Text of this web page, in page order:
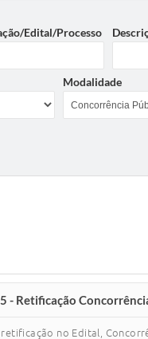
Edital/Processo
Modalidade
- Retificação
no Edital,